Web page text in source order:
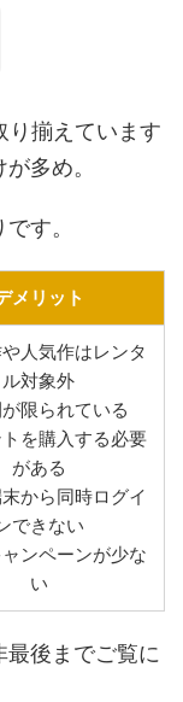
り揃えています
多め。
す。
メリット
や人気作はレンタ
ル対象外
が限られている
トを購入する必要
がある
末から同時ログイ
できない
ャンペーンが少な
い
後までご覧に